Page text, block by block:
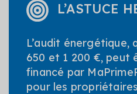
L’ASTUCE
L’audit énergétique,
650 et 1 200 €, peut
financé par
pour les